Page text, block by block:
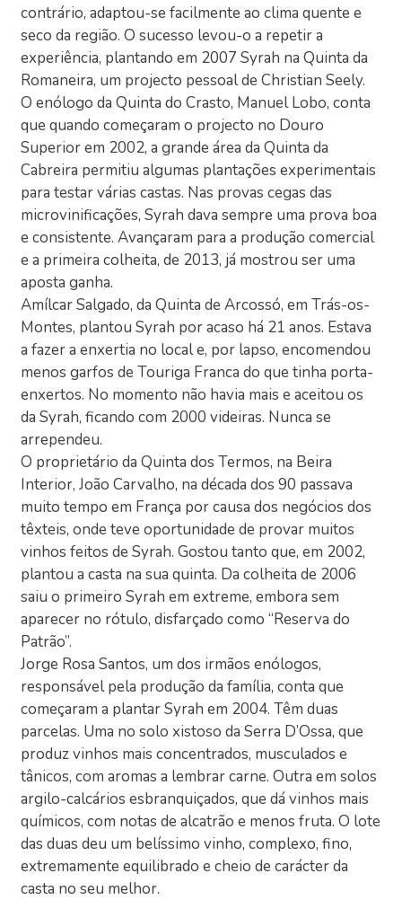
contrário, adaptou-se facilmente ao clima quente e
seco da região. O sucesso levou-o a repetir a
experiência, plantando em 2007 Syrah na Quinta da
Romaneira, um projecto pessoal de Christian Seely.
O enólogo da Quinta do Crasto, Manuel Lobo, conta
que quando começaram o projecto no Douro
Superior em 2002, a grande área da Quinta da
Cabreira permitiu algumas plantações experimentais
para testar várias castas. Nas provas cegas das
microvinificações, Syrah dava sempre uma prova boa
e consistente. Avançaram para a produção comercial
e a primeira colheita, de 2013, já mostrou ser uma
aposta ganha.
Amílcar Salgado, da Quinta de Arcossó, em Trás-os-
Montes, plantou Syrah por acaso há 21 anos. Estava
a fazer a enxertia no local e, por lapso, encomendou
menos garfos de Touriga Franca do que tinha porta-
enxertos. No momento não havia mais e aceitou os
da Syrah, ficando com 2000 videiras. Nunca se
arrependeu.
O proprietário da Quinta dos Termos, na Beira
Interior, João Carvalho, na década dos 90 passava
muito tempo em França por causa dos negócios dos
têxteis, onde teve oportunidade de provar muitos
vinhos feitos de Syrah. Gostou tanto que, em 2002,
plantou a casta na sua quinta. Da colheita de 2006
saiu o primeiro Syrah em extreme, embora sem
aparecer no rótulo, disfarçado como “Reserva do
Patrão”.
Jorge Rosa Santos, um dos irmãos enólogos,
responsável pela produção da família, conta que
começaram a plantar Syrah em 2004. Têm duas
parcelas. Uma no solo xistoso da Serra D’Ossa, que
produz vinhos mais concentrados, musculados e
tânicos, com aromas a lembrar carne. Outra em solos
argilo-calcários esbranquiçados, que dá vinhos mais
químicos, com notas de alcatrão e menos fruta. O lote
das duas deu um belíssimo vinho, complexo, fino,
extremamente equilibrado e cheio de carácter da
casta no seu melhor.